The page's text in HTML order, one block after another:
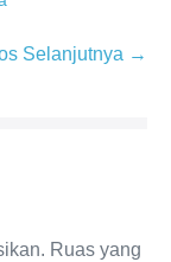
Selanjutnya →
Ruas yang